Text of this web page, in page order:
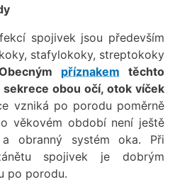
spojivek jsou především
stafylokoky, streptokoky
příznakem těchto
obou očí, otok víček
vzniká po porodu poměrně
věkovém období není ještě
obranný systém oka. Při
spojivek je dobrým
po porodu.